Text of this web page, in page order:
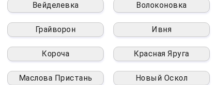
Вейделевка Волоконовка
Грайворон Ивня
Короча Красная Яруга
Маслова Пристань Новый Оскол